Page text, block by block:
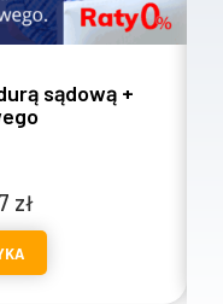
sądową +
złZakres
cen: